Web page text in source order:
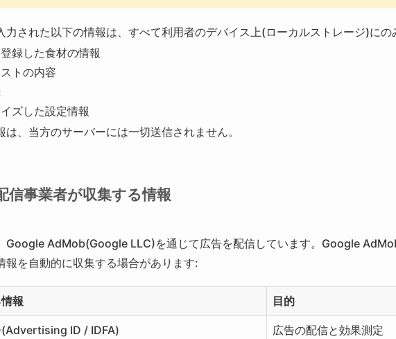
力された以下の情報は、すべて利用者のデバイス上(ローカルストレージ)にの
録した食材の情報
トの内容
ズした設定情報
は、当方のサーバーには一切送信されません。
信事業者が収集する情報
Google AdMob(Google LLC)を通じて広告を配信しています。Google
報を自動的に収集する場合があります:
報 目的
(Advertising ID / IDFA) 広告の配信と効果測定